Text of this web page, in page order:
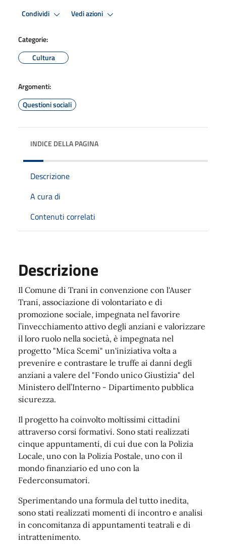
Condividi Vedi azioni
Categorie:
Cultura
Argomenti:
Questioni sociali
INDICE DELLA PAGINA
Descrizione
A cura di
Contenuti correlati
Descrizione
Il Comune di Trani in convenzione con l'Auser
Trani, associazione di volontariato e di
promozione sociale, impegnata nel favorire
l’invecchiamento attivo degli anziani e valorizzare
il loro ruolo nella società, è impegnata nel
progetto "Mica Scemi" un'iniziativa volta a
prevenire e contrastare le truffe ai danni degli
anziani a valere del "Fondo unico Giustizia" del
Ministero dell’Interno - Dipartimento pubblica
sicurezza.
Il progetto ha coinvolto moltissimi cittadini
attraverso corsi formativi. Sono stati realizzati
cinque appuntamenti, di cui due con la Polizia
Locale, uno con la Polizia Postale, uno con il
mondo finanziario ed uno con la
Federconsumatori.
Sperimentando una formula del tutto inedita,
sono stati realizzati momenti di incontro e analisi
in concomitanza di appuntamenti teatrali e di
intrattenimento.